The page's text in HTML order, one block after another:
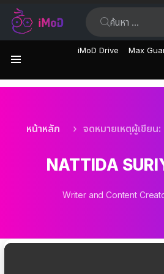
iMoD Drive Max
คุณอยู่ที่นี่:
หน้าหลัก จดหมายเหตุผู้เขีย
NATTIDA
Writer and Content
เรื่อง